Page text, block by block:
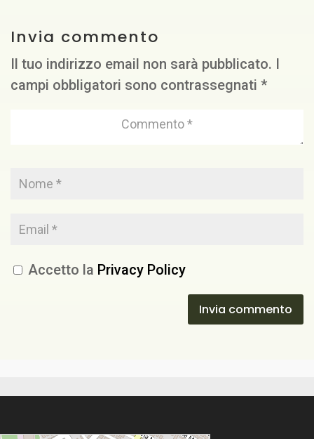
Invia commento
Il tuo indirizzo email non sarà pubblicato. I
campi obbligatori sono contrassegnati *
Accetto la Privacy Policy